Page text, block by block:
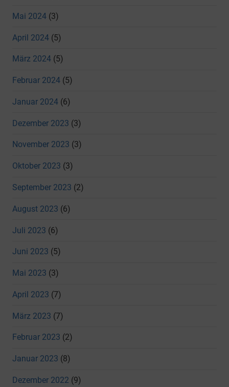
Mai 2024 (3)
April 2024 (5)
März 2024 (5)
Februar 2024 (5)
Januar 2024 (6)
Dezember 2023 (3)
November 2023 (3)
Oktober 2023 (3)
September 2023 (2)
August 2023 (6)
Juli 2023 (6)
Juni 2023 (5)
Mai 2023 (3)
April 2023 (7)
März 2023 (7)
Februar 2023 (2)
Januar 2023 (8)
Dezember 2022 (9)